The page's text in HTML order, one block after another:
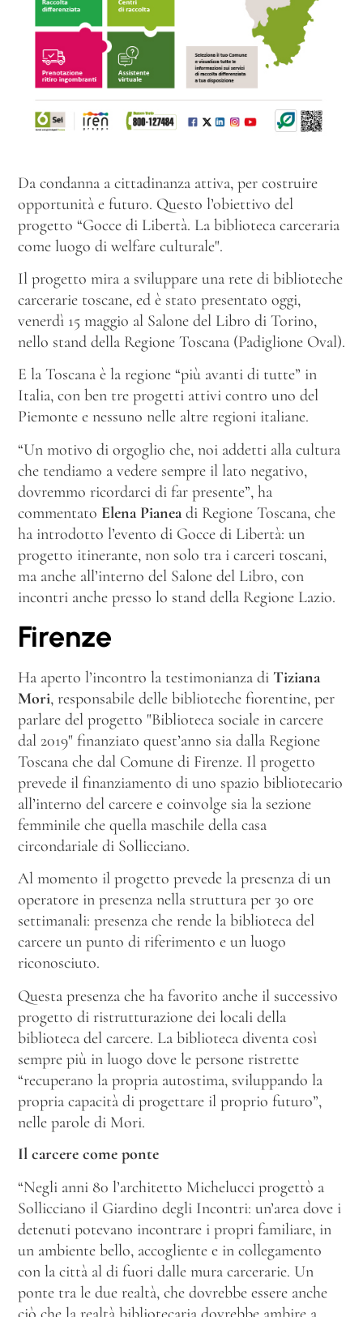
Da condanna a cittadinanza attiva, per costruire
opportunità e futuro. Questo l’obiettivo del
progetto “Gocce di Libertà. La biblioteca carceraria
come luogo di welfare culturale".
Il progetto mira a sviluppare una rete di biblioteche
carcerarie toscane, ed è stato presentato oggi,
venerdì 15 maggio al Salone del Libro di Torino,
nello stand della Regione Toscana (Padiglione Oval).
E la Toscana è la regione “più avanti di tutte” in
Italia, con ben tre progetti attivi contro uno del
Piemonte e nessuno nelle altre regioni italiane.
“Un motivo di orgoglio che, noi addetti alla cultura
che tendiamo a vedere sempre il lato negativo,
dovremmo ricordarci di far presente”, ha
commentato Elena Pianea di Regione Toscana, che
ha introdotto l’evento di Gocce di Libertà: un
progetto itinerante, non solo tra i carceri toscani,
ma anche all’interno del Salone del Libro, con
incontri anche presso lo stand della Regione Lazio.
Firenze
Ha aperto l’incontro la testimonianza di Tiziana
Mori, responsabile delle biblioteche fiorentine, per
parlare del progetto "Biblioteca sociale in carcere
dal 2019" finanziato quest’anno sia dalla Regione
Toscana che dal Comune di Firenze. Il progetto
prevede il finanziamento di uno spazio bibliotecario
all’interno del carcere e coinvolge sia la sezione
femminile che quella maschile della casa
circondariale di Sollicciano.
Al momento il progetto prevede la presenza di un
operatore in presenza nella struttura per 30 ore
settimanali: presenza che rende la biblioteca del
carcere un punto di riferimento e un luogo
riconosciuto.
Questa presenza che ha favorito anche il successivo
progetto di ristrutturazione dei locali della
biblioteca del carcere. La biblioteca diventa così
sempre più in luogo dove le persone ristrette
“recuperano la propria autostima, sviluppando la
propria capacità di progettare il proprio futuro”,
nelle parole di Mori.
Il carcere come ponte
“Negli anni 80 l’architetto Michelucci progettò a
Sollicciano il Giardino degli Incontri: un’area dove i
detenuti potevano incontrare i propri familiare, in
un ambiente bello, accogliente e in collegamento
con la città al di fuori dalle mura carcerarie. Un
ponte tra le due realtà, che dovrebbe essere anche